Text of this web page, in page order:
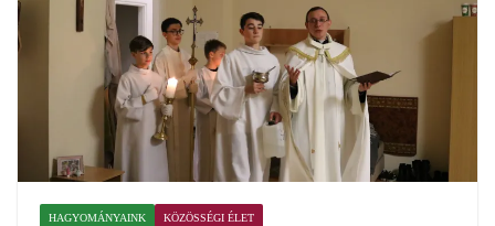
HAGYOMÁNYAINK KÖZÖSSÉGI ÉLET